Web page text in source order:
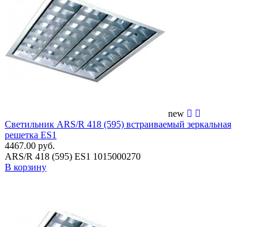
new
Светильник ARS/R 418 (595) встраиваемый зеркальная
решетка ES1
4467.00 руб.
ARS/R 418 (595) ES1 1015000270
В корзину